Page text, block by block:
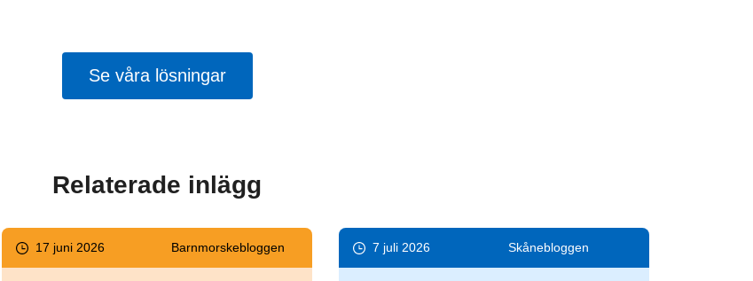
Se våra lösningar
Relaterade inlägg
17 juni 2026 Barnmorske­bloggen 7 juli 2026 Skåne­bloggen